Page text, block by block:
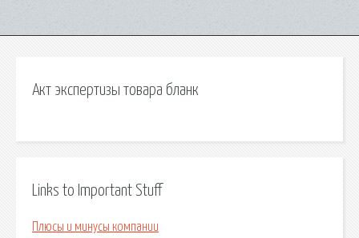
Акт экспертизы товара бланк
Links to Important Stuff
Плюсы и минусы компании